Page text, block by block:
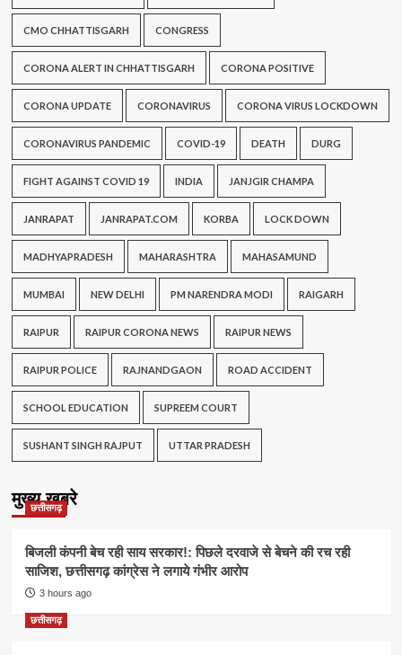
CMO CHHATTISGARH CONGRESS
CORONA ALERT IN CHHATTISGARH CORONA POSITIVE
CORONA UPDATE CORONAVIRUS CORONA VIRUS LOCKDOWN
CORONAVIRUS PANDEMIC COVID-19 DEATH DURG
FIGHT AGAINST COVID 19 INDIA JANJGIR CHAMPA
JANRAPAT JANRAPAT.COM KORBA LOCK DOWN
MADHYAPRADESH MAHARASHTRA MAHASAMUND
MUMBAI NEW DELHI PM NARENDRA MODI RAIGARH
RAIPUR RAIPUR CORONA NEWS RAIPUR NEWS
RAIPUR POLICE RAJNANDGAON ROAD ACCIDENT
SCHOOL EDUCATION SUPREEM COURT
SUSHANT SINGH RAJPUT UTTAR PRADESH
मुख्य खबरे
छत्तीसगढ़
बिजली कंपनी बेच रही साय सरकार!: पिछले दरवाजे से बेचने की रच रही
साजिश, छत्तीसगढ़ कांग्रेस ने लगाये गंभीर आरोप
3 hours ago
छत्तीसगढ़